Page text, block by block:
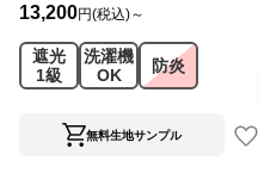
13,200円(税込)～
遮光
1級
洗濯機
OK
防炎
無料生地サンプル